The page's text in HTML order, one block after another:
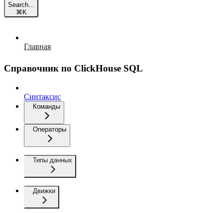
Search...
⌘ K
Главная
Справочник по ClickHouse SQL
Синтаксис
Команды
Операторы
Типы данных
Движки